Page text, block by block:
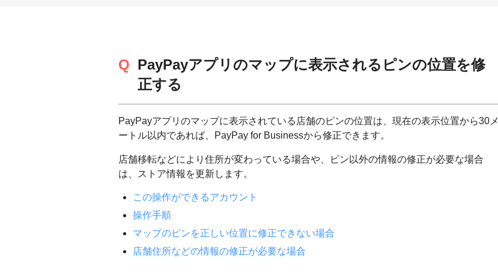
PayPayアプリのマップに表示されるピンの位置を修
正する
PayPayアプリのマップに表示されている店舗のピンの位置は、現在の表示位置から30メ
ートル以内であれば、PayPay for Businessから修正できます。
店舗移転などにより住所が変わっている場合や、ピン以外の情報の修正が必要な場合
は、ストア情報を更新します。
この操作ができるアカウント
操作手順
マップのピンを正しい位置に修正できない場合
店舗住所などの情報の修正が必要な場合